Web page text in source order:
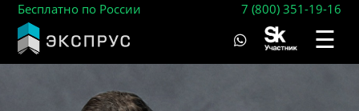
Бесплатно по России 7 (800) 351-19-16
☰